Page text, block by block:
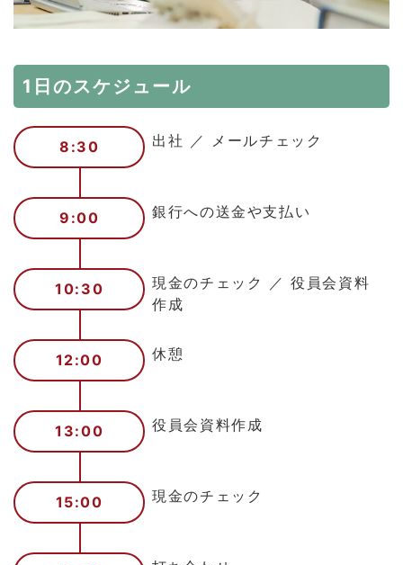
1日のスケジュール
8:30 出社 ／ メールチェック
9:00 銀行への送金や支払い
10:30
現金のチェック ／ 役員会資料
作成
12:00 休憩
13:00 役員会資料作成
15:00 現金のチェック